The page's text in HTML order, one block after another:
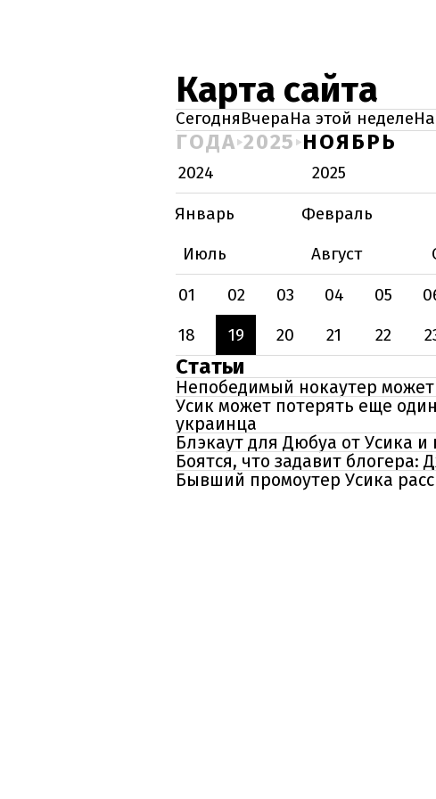
Карта сайта
СегодняВчераНа этой неделе
ГОДА 2025 НОЯБРЬ
2024 2025
Январь
Февраль
Июль
Август
01
02 03 04 05
18
19 20 21 22
Статьи
Непобедимый нокаутер
Усик может потерять еще
украинца
Блэкаут для Дюбуа от Усика
Боятся, что задавит
Бывший промоутер Усика